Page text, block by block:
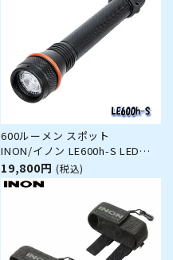
600ルーメン スポット
INON/イノン LE600h-S LED水
中ライト
19,800円 (税込)